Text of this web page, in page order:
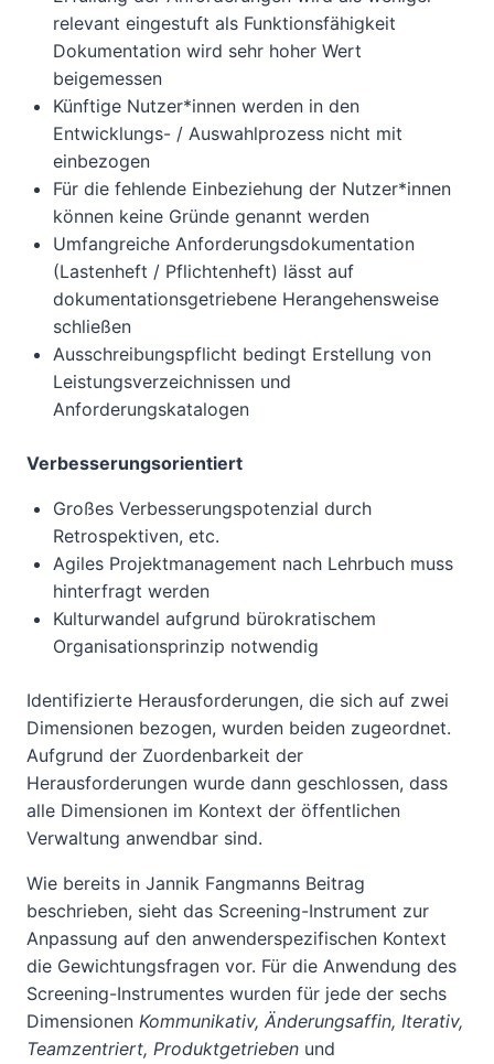
relevant eingestuft als Funktionsfähigkeit
Dokumentation wird sehr hoher Wert
beigemessen
Künftige Nutzer*innen werden in den
Entwicklungs- / Auswahlprozess nicht mit
einbezogen
Für die fehlende Einbeziehung der Nutzer*innen
können keine Gründe genannt werden
Umfangreiche Anforderungsdokumentation
(Lastenheft / Pflichtenheft) lässt auf
dokumentationsgetriebene Herangehensweise
schließen
Ausschreibungspflicht bedingt Erstellung von
Leistungsverzeichnissen und
Anforderungskatalogen
Verbesserungsorientiert
Großes Verbesserungspotenzial durch
Retrospektiven, etc.
Agiles Projektmanagement nach Lehrbuch muss
hinterfragt werden
Kulturwandel aufgrund bürokratischem
Organisationsprinzip notwendig
Identifizierte Herausforderungen, die sich auf zwei
Dimensionen bezogen, wurden beiden zugeordnet.
Aufgrund der Zuordenbarkeit der
Herausforderungen wurde dann geschlossen, dass
alle Dimensionen im Kontext der öffentlichen
Verwaltung anwendbar sind.
Wie bereits in Jannik Fangmanns Beitrag
beschrieben, sieht das Screening-Instrument zur
Anpassung auf den anwenderspezifischen Kontext
die Gewichtungsfragen vor. Für die Anwendung des
Screening-Instrumentes wurden für jede der sechs
Dimensionen Kommunikativ, Änderungsaffin, Iterativ,
Teamzentriert, Produktgetrieben und